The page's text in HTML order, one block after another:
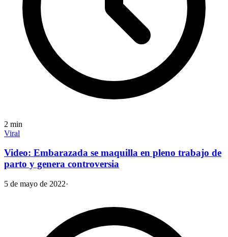
2 min
Viral
Video: Embarazada se maquilla en pleno trabajo de
parto y genera controversia
5 de mayo de 2022·